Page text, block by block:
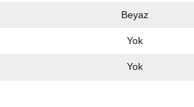
Beyaz
Yok
Yok